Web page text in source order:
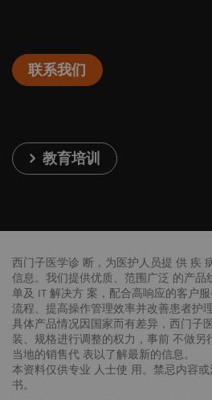
联系我们
教育培训
西门子医学诊 断，为医护人员提 供 疾
信息。我们提供优质、范围广泛 的产品
单及 IT 解决方 案，配合高响应的客户
流程、提高操作管理效率并改善患者护
具体产品情况因国家而有差异，西门子
装、规格进行调整的权力，事前 不做另
当地的销售代 表以了解最新的信息。
本资料仅供专业 人士使 用。禁忌内容
书。